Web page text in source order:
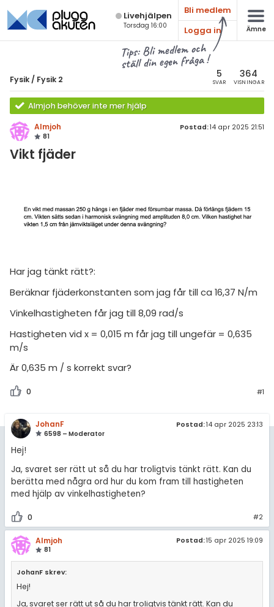
Live­hjälpen
Torsdag 16:00
Bli medlem
Logga in
Ämne
Tips: Bli medlem och
ställ din egen fråga !
Fysik / Fysik 2 5
SVAR
364
VISNINGAR
Almjoh behöver inte mer hjälp
Almjoh
81
Postad:14 apr 2025 21:51
Vikt fjäder
Har jag tänkt rätt?:
Beräknar fjäderkonstanten som jag får till ca 16,37 N/m
Vinkelhastigheten får jag till 8,09 rad/s
Hastigheten vid x = 0,015 m får jag till ungefär = 0,635
m/s
Är 0,635 m / s korrekt svar?
0 #1
JohanF
6598 – Moderator
Postad:14 apr 2025 23:13
Hej!
Ja, svaret ser rätt ut så du har troligtvis tänkt rätt. Kan du
berätta med några ord hur du kom fram till hastigheten
med hjälp av vinkelhastigheten?
0 #2
Almjoh
81
Postad:15 apr 2025 19:09
JohanF skrev:
Hej!
Ja, svaret ser rätt ut så du har troligtvis tänkt rätt. Kan du
Alla ämnen
Fysik
Alla trådar
Grundskola
MaFy (fysikdelen)
Allmänna diskussioner
Regler
För lärare
Allmänna villkor
& Bygg
ämnen
diskussioner